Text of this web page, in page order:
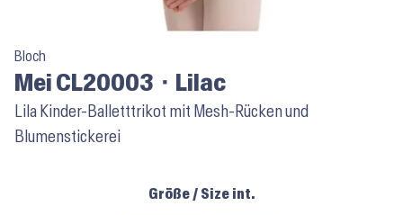
Bloch
Mei CL20003 ⬝ Lilac
Lila Kinder-Balletttrikot mit Mesh-Rücken und
Blumenstickerei
Größe / Size int.